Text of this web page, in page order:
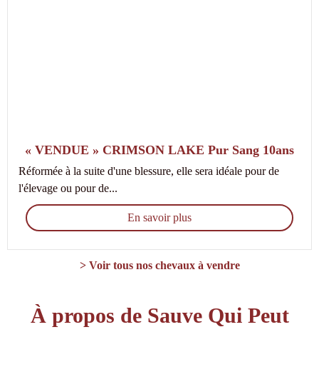
« VENDUE » CRIMSON LAKE Pur Sang 10ans
Réformée à la suite d'une blessure, elle sera idéale pour de
l'élevage ou pour de...
En savoir plus
> Voir tous nos chevaux à vendre
À propos de Sauve Qui Peut